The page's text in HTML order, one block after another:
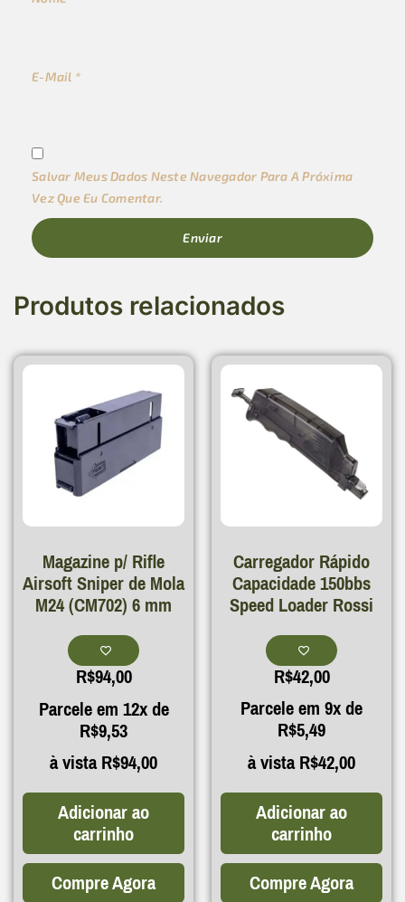
E-Mail *
Salvar Meus Dados Neste Navegador Para A Próxima
Vez Que Eu Comentar.
Produtos relacionados
Magazine p/ Rifle
Airsoft Sniper de Mola
M24 (CM702) 6 mm
R$94,00
Parcele em 12x de
R$9,53
à vistaR$94,00
Adicionar ao
carrinho
Compre Agora
Carregador Rápido
Capacidade 150bbs
Speed Loader Rossi
R$42,00
Parcele em 9x de
R$5,49
à vistaR$42,00
Adicionar ao
carrinho
Compre Agora